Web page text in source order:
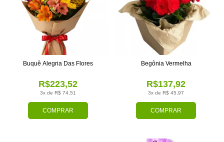
COMPRAR
3x de R$ 74,51
R$223,52
Buquê Alegria Das Flores
COMPRAR
3x de R$ 45,97
R$137,92
Begônia Vermelha